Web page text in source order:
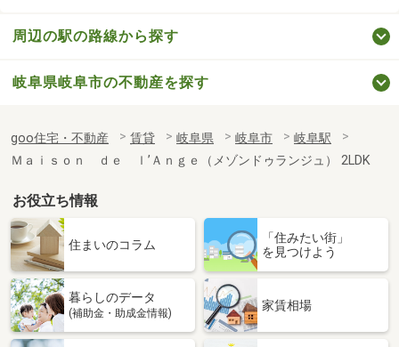
周辺の駅の路線から探す
岐阜県岐阜市の不動産を探す
goo住宅・不動産 賃貸 岐阜県 岐阜市
岐阜駅
Ｍａｉｓｏｎ ｄｅ ｌ’Ａｎｇｅ（メゾンドゥランジュ） 2LDK
お役立ち情報
住まいのコラム
「住みたい街」
を見つけよう
暮らしのデータ
(補助金・助成金情報)
家賃相場